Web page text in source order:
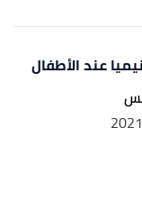
عند الأطفال